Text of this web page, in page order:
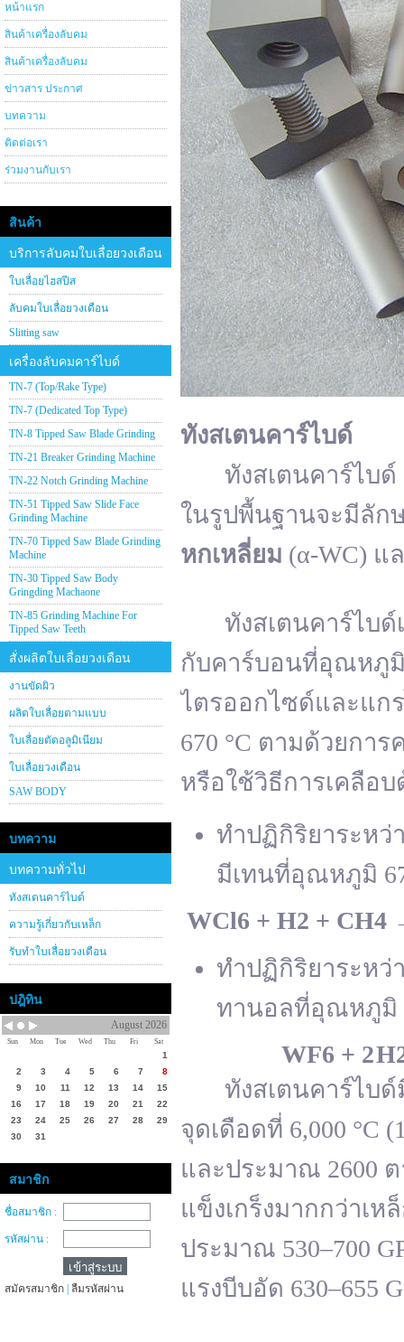
หน้าแรก
สินค้าเครื่องลับคม
สินค้าเครื่องลับคม
ข่าวสาร ประกาศ
บทความ
ติดต่อเรา
ร่วมงานกับเรา
สินค้า
บริการลับคมใบเลื่อยวงเดือน
ใบเลื่อยไฮสปีส
ลับคมใบเลื่อยวงเดือน
Slitting saw
เครื่องลับคมคาร์ไบด์
TN-7 (Top/Rake Type)
TN-7 (Dedicated Top Type)
TN-8 Tipped Saw Blade Grinding
TN-21 Breaker Grinding Machine
TN-22 Notch Grinding Machine
TN-51 Tipped Saw Slide Face
Grinding Machine
TN-70 Tipped Saw Blade Grinding
Machine
TN-30 Tipped Saw Body
Gringding Machaone
TN-85 Grinding Machine For
Tipped Saw Teeth
สั่งผลิตใบเลื่อยวงเดือน
งานขัดผิว
ผลิตใบเลื่อยตามแบบ
ใบเลื่อยตัดอลูมิเนียม
ใบเลื่อยวงเดือน
SAW BODY
บทความ
บทความทั่วไป
ทังสเตนคาร์ไบด์
ความรู้เกี่ยวกับเหล็ก
รับทำใบเลื่อยวงเดือน
ปฎิทิน
August 2026
Sun Mon Tue Wed Thu Fri Sat
1
2
3 4 5 6 7
8
9
10 11 12 13 14
15
16
17 18 19 20 21
22
23
24 25 26 27 28
29
30
31
สมาชิก
ชื่อสมาชิก :
รหัสผ่าน :
สมัครสมาชิก ลืมรหัสผ่าน
ทังสเตนคาร์ไบด์
ทังสเตนคาร์ไบด์ (
ในรูปพื้นฐานจะมีลัก
หกเหลี่ยม (α-WC) แ
ทังสเตนคาร์ไบด์เ
กับคาร์บอนที่อุณหภูมิ
ไตรออกไซด์และแก
670 °C ตามด้วยกา
หรือใช้วิธีการเคลือบ
ทำปฏิกิริยาระหว่
มีเทนที่อุณหภูมิ
WCl6 + H2 + CH4
ทำปฏิกิริยาระหว่
ทานอลที่อุณหภูมิ
WF6 + 2 H
ทังสเตนคาร์ไบด์มี
จุดเดือดที่ 6,000 °C
และประมาณ 2600
แข็งเกร็งมากกว่าเ
ประมาณ 530–700
แรงบีบอัด 630–655